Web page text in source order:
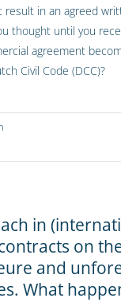
result in an agreed
thought until you
agreement
Civil Code (DCC)?
in
on
and
What